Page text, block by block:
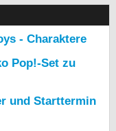
- Charaktere
Pop!-Set zu
und Starttermin